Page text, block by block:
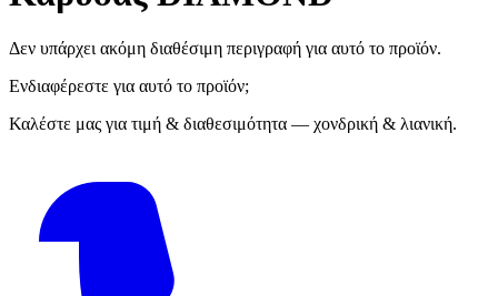
Δεν υπάρχει ακόμη διαθέσιμη περιγραφή για αυτό το προϊόν.
Ενδιαφέρεστε για αυτό το προϊόν;
Καλέστε μας για τιμή & διαθεσιμότητα — χονδρική & λιανική.